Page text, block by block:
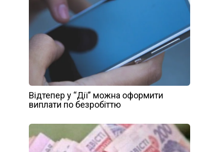
Відтепер у “Дії” можна оформити
виплати по безробіттю